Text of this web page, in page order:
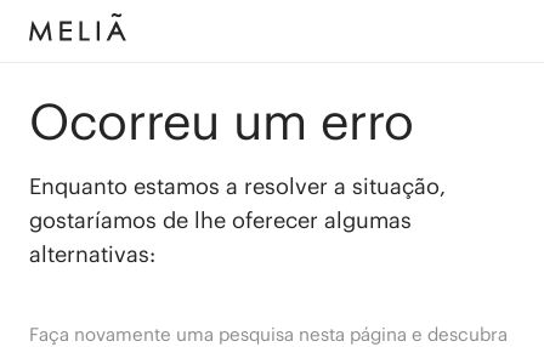
Ocorreu um erro
Enquanto estamos a resolver a situação,
gostaríamos de lhe oferecer algumas
alternativas:
Faça novamente uma pesquisa nesta página e descubra